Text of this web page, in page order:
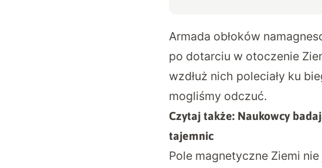
Armada obłoków
po dotarciu w otoczenie
wzdłuż nich poleciały ku
mogliśmy odczuć.
Czytaj także: Naukowcy
tajemnic
Pole magnetyczne Ziemi